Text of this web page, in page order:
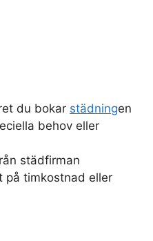
du bokar städningen
behov eller
städfirman
på timkostnad eller